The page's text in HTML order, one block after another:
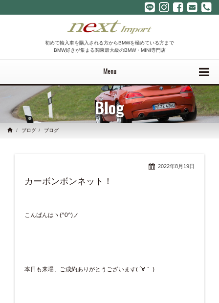
初めて輸入車を購入される方からBMWを極めている方まで
BMW好きが集まる関東最大級のBMW・MINI専門店
Menu
Blog
ブログ ブログ
2022年8月19日
カーボンボンネット！
こんばんはヽ(^0^)ノ
本日も来場、ご成約ありがとうございます( ´∀｀ )